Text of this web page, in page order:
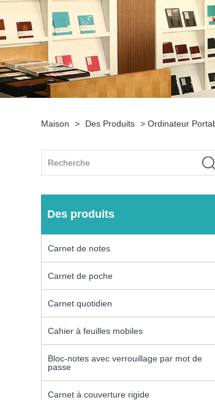
Maison > Des Produits >Ordinateur
Des produits
Carnet de notes
Carnet de poche
Carnet quotidien
Cahier à feuilles mobiles
Bloc-notes avec verrouillage par mot de
passe
Carnet à couverture rigide